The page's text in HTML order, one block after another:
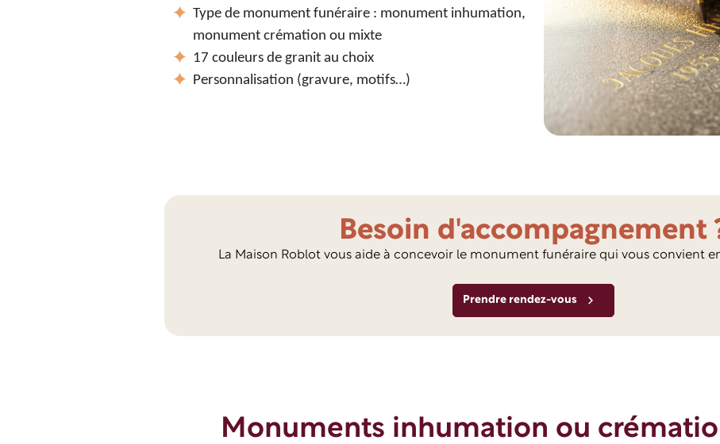
Type de monument funéraire : monument inhumation,
monument crémation ou mixte
17 couleurs de granit au choix
Personnalisation (gravure, motifs…)
Besoin d'accompagnement
La Maison Roblot vous aide à concevoir le monument funéraire qui vous convient
Prendre rendez-vous
Monuments inhumation ou